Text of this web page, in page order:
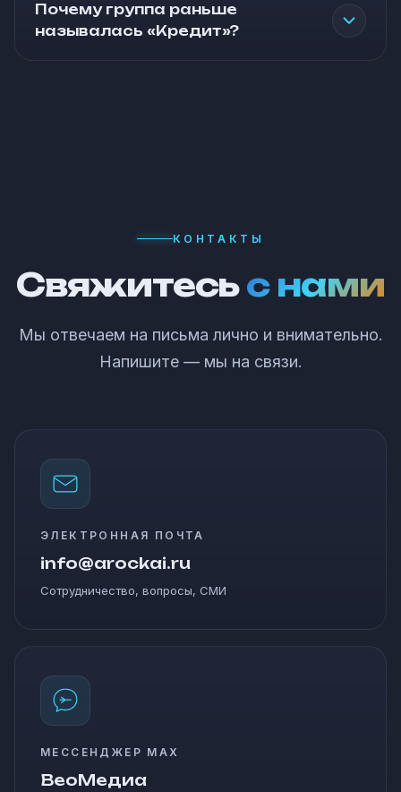
Почему группа раньше
называлась «Кредит»?
КОНТАКТЫ
Свяжитесьс нами
Мы отвечаем на письма лично и внимательно.
Напишите — мы на связи.
ЭЛЕКТРОННАЯ ПОЧТА
info@arockai.ru
Сотрудничество, вопросы, СМИ
МЕССЕНДЖЕР MAX
ВеоМедиа